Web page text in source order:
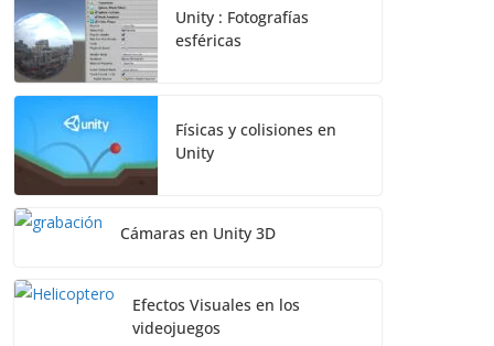
Unity : Fotografías
esféricas
Físicas y colisiones en
Unity
Cámaras en Unity 3D
Efectos Visuales en los
videojuegos